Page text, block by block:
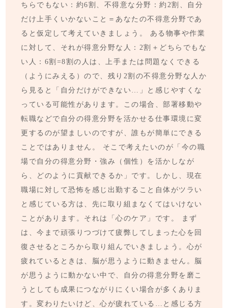
ちらでもない：約6割、不得意な分野：約2割、自分
だけ上手くいかないこと＝あなたの不得意分野であ
ると仮定して考えていきましょう。 ある物事や作業
に対して、それが得意分野な人：2割＋どちらでもな
い人：6割=8割の人は、上手または問題なくできる
（ようにみえる）ので、残り2割の不得意分野な人か
ら見ると「自分だけができない…」と感じやすくな
っている可能性があります。この場合、部署移動や
転職などで自分の得意分野を活かせる仕事環境に変
更するのが望ましいのですが、誰もが簡単にできる
ことではありません。 そこで考えたいのが「今の職
場で自分の得意分野・強み（個性）を活かしなが
ら、どのように貢献できるか」です。しかし、現在
職場に対して恐怖を感じ出勤すること自体がツラい
と感じている方は、先に取り組まなくてはいけない
ことがあります。それは「心のケア」です。 まず
は、今まで頑張りつづけて疲弊してしまった心を回
復させるところから取り組んでいきましょう。心が
疲れているときは、脳が思うように動きません。脳
が思うように動かない中で、自分の得意分野を磨こ
うとしても成果につながりにくい場合が多くありま
す。変わりたいけど、心が疲れている…と感じる方